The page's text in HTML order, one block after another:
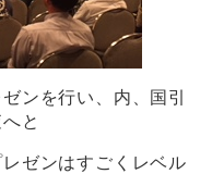
ンを行い、内、国引
と
ゼンはすごくレベル